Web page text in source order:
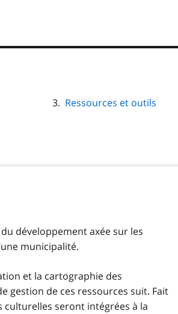
Ressources et outils
développement axée sur les
municipalité.
et la cartographie des
gestion de ces ressources suit. Fait
seront intégrées à la